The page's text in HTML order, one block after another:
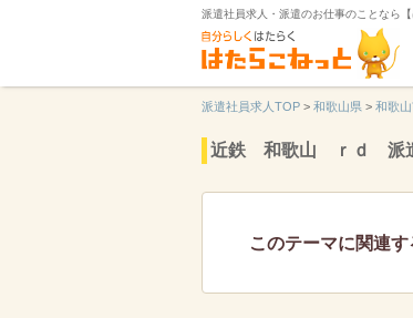
派遣社員求人・派遣のお仕事のことなら【
派遣社員求人TOP > 和歌山県 > 和歌
近鉄 和歌山 ｒｄ 派
このテーマに関連